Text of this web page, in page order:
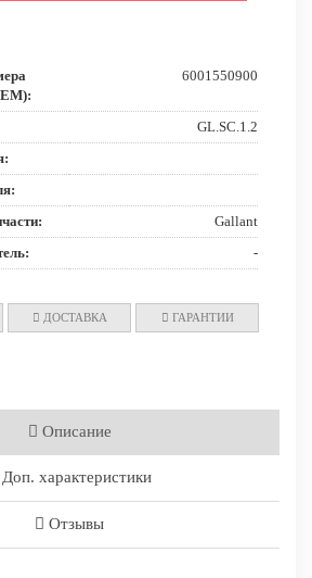
6001550900
GL.SC.1.2
Gallant
-
ДОСТАВКА ГАРАНТИИ
Описание
Доп. характеристики
Отзывы